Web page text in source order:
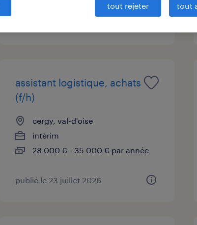
assistant logistique, achats
(f/h)
cergy, val-d'oise
intérim
28 000 € - 35 000 € par année
publié le 23 juillet 2026
tout rejeter tout